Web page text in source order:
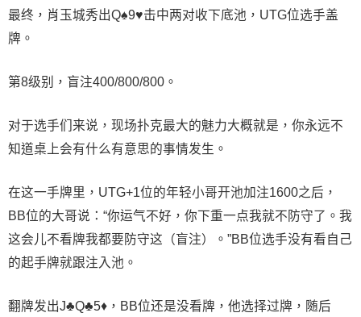
最终，肖玉城秀出Q♠9♥击中两对收下底池，UTG位选手盖
牌。
第8级别，盲注400/800/800。
对于选手们来说，现场扑克最大的魅力大概就是，你永远不
知道桌上会有什么有意思的事情发生。
在这一手牌里，UTG+1位的年轻小哥开池加注1600之后，
BB位的大哥说：“你运气不好，你下重一点我就不防守了。我
这会儿不看牌我都要防守这（盲注）。”BB位选手没有看自己
的起手牌就跟注入池。
翻牌发出J♣Q♣5♦，BB位还是没看牌，他选择过牌，随后